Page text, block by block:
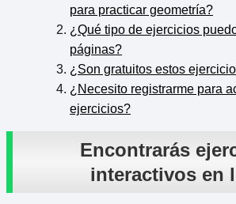
para practicar geometría?
¿Qué tipo de ejercicios
páginas?
¿Son gratuitos estos
¿Necesito registrarme para
ejercicios?
Encontrarás
interactivos en